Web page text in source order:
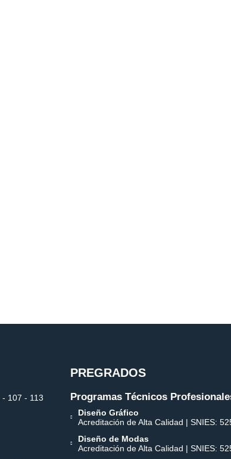
107 - 113
PREGRADOS
Programas Técnicos
Diseño Gráfico
Acreditación de Alta Calidad | SNIES:
Diseño de Modas
Acreditación de Alta Calidad | SNIES: